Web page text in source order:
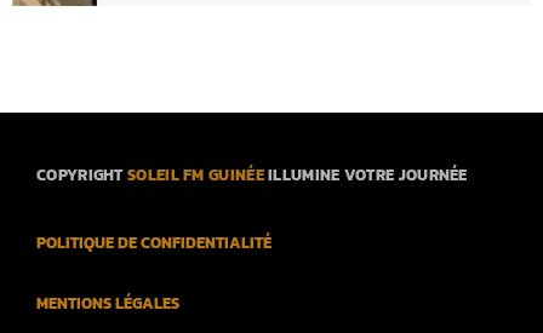
COPYRIGHTSOLEIL FM GUINÉEILLUMINE VOTRE JOURNÉE
POLITIQUE DE CONFIDENTIALITÉ
MENTIONS LÉGALES